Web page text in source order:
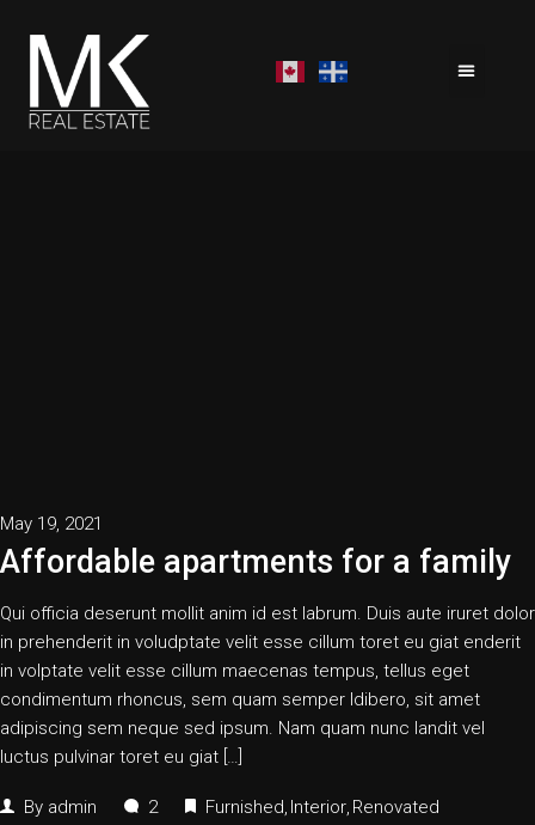
May 19, 2021
Affordable apartments for a family
Qui officia deserunt mollit anim id est labrum. Duis aute iruret dolor
in prehenderit in voludptate velit esse cillum toret eu giat enderit
in volptate velit esse cillum maecenas tempus, tellus eget
condimentum rhoncus, sem quam semper ldibero, sit amet
adipiscing sem neque sed ipsum. Nam quam nunc landit vel
luctus pulvinar toret eu giat […]
By admin 2 Furnished Interior Renovated